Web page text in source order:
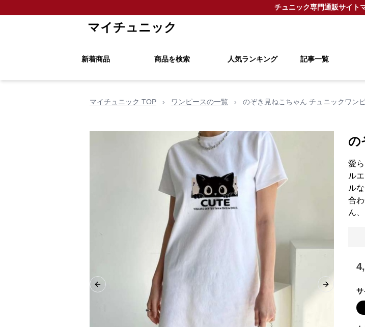
チュニック専門通販サイト
マイチュニック
新着商品 商品を検索 人気ランキング 記事一覧
マイチュニック TOP › ワンピースの一覧 › のぞき見ねこちゃん チュニックワン
Previous slide Next slide
の
愛
ル
ル
合
ん
サ